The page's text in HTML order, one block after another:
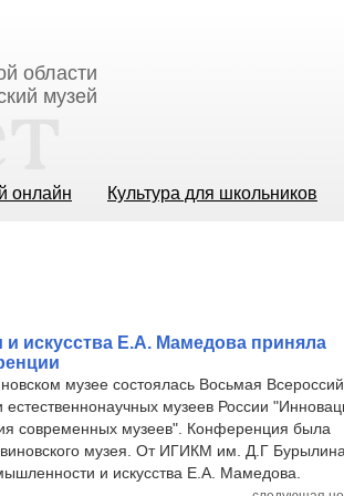
области
музей
онлайн Культура для школьников
искусства Е.А. Мамедова приняла
музее состоялась Восьмая
музеев России
современных музеев". Конференция была
музея. От ИГИКМ им. Д.Г
и искусства Е.А. Мамедова.